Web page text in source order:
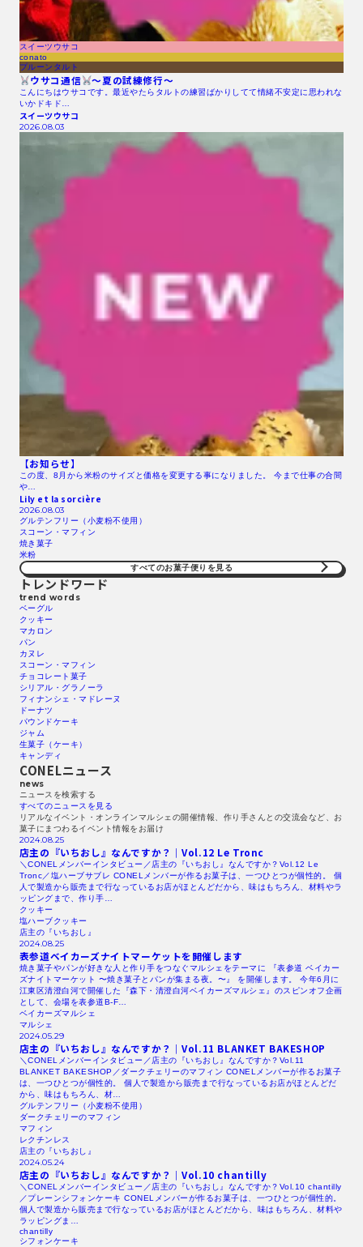
スイーツウサコ
conato
プルーンタルト
ウサコ通信 〜夏の試練修行〜
こんにちはウサコです。最近やたらタルトの練習ばかりしてて情緒不安定に思われな
いかドキド…
スイーツウサコ
2026.08.03
【お知らせ】
この度、8月から米粉のサイズと価格を変更する事になりました。 今まで仕事の合間
や…
Lily et la sorcière
2026.08.03
グルテンフリー（小麦粉不使用）
スコーン・マフィン
焼き菓子
米粉
すべてのお菓子便りを見る
トレンドワード
trend words
ベーグル
クッキー
マカロン
パン
カヌレ
スコーン・マフィン
チョコレート菓子
シリアル・グラノーラ
フィナンシェ・マドレーヌ
ドーナツ
パウンドケーキ
ジャム
生菓子（ケーキ）
キャンディ
CONELニュース
news
ニュースを検索する​
すべてのニュースを見る​
リアルなイベント・オンラインマルシェの開催情報、作り手さんとの交流会など、お
菓子にまつわるイベント情報をお届け
2024.08.25
店主の『いちおし』なんですか？｜Vol.12 Le Tronc
＼CONELメンバーインタビュー／店主の『いちおし』なんですか？Vol.12 Le
Tronc／塩ハーブサブレ CONELメンバーが作るお菓子は、一つひとつが個性的。 個
人で製造から販売まで行なっているお店がほとんどだから、味はもちろん、材料やラ
ッピングまで、作り手…
クッキー
塩ハーブクッキー
店主の『いちおし』
2024.08.25
表参道ベイカーズナイトマーケットを開催します
焼き菓子やパンが好きな人と作り手をつなぐマルシェをテーマに 『表参道 ベイカー
ズナイトマーケット 〜焼き菓子とパンが集まる夜。〜』 を開催します。 今年6月に
江東区清澄白河で開催した『森下・清澄白河ベイカーズマルシェ』のスピンオフ企画
として、会場を表参道B-F…
ベイカーズマルシェ
マルシェ
2024.05.29
店主の『いちおし』なんですか？｜Vol.11 BLANKET BAKESHOP
＼CONELメンバーインタビュー／店主の『いちおし』なんですか？Vol.11
BLANKET BAKESHOP／ダークチェリーのマフィン CONELメンバーが作るお菓子
は、一つひとつが個性的。 個人で製造から販売まで行なっているお店がほとんどだ
から、味はもちろん、材…
グルテンフリー（小麦粉不使用）
ダークチェリーのマフィン
マフィン
レクチンレス
店主の『いちおし』
2024.05.24
店主の『いちおし』なんですか？｜Vol.10 chantilly
＼CONELメンバーインタビュー／店主の『いちおし』なんですか？Vol.10 chantilly
／プレーンシフォンケーキ CONELメンバーが作るお菓子は、一つひとつが個性的。
個人で製造から販売まで行なっているお店がほとんどだから、味はもちろん、材料や
ラッピングま…
chantilly
シフォンケーキ